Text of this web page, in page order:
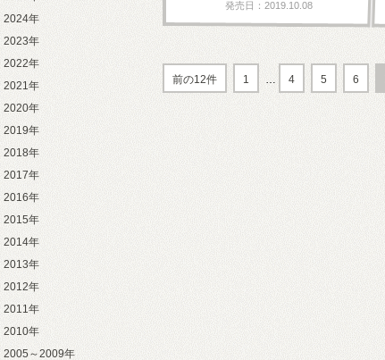
発売日：2019.10.08
前の12件 1 … 4 5 6
2024年
2023年
2022年
2021年
2020年
2019年
2018年
2017年
2016年
2015年
2014年
2013年
2012年
2011年
2010年
2005～2009年